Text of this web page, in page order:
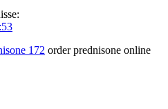
172 order prednisone online